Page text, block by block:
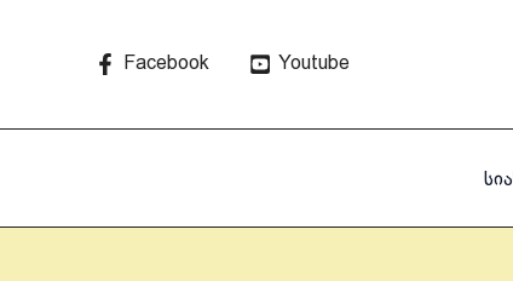
Facebook Youtube